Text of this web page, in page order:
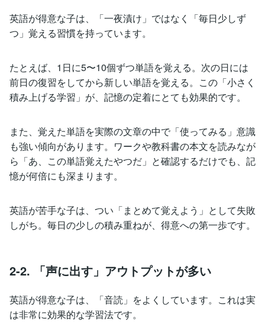
英語が得意な子は、「一夜漬け」ではなく「毎日少しず
つ」覚える習慣を持っています。
たとえば、1日に5〜10個ずつ単語を覚える。次の日には
前日の復習をしてから新しい単語を覚える。この「小さく
積み上げる学習」が、記憶の定着にとても効果的です。
また、覚えた単語を実際の文章の中で「使ってみる」意識
も強い傾向があります。ワークや教科書の本文を読みなが
ら「あ、この単語覚えたやつだ」と確認するだけでも、記
憶が何倍にも深まります。
英語が苦手な子は、つい「まとめて覚えよう」として失敗
しがち。毎日の少しの積み重ねが、得意への第一歩です。
2-2. 「声に出す」アウトプットが多い
英語が得意な子は、「音読」をよくしています。これは実
は非常に効果的な学習法です。